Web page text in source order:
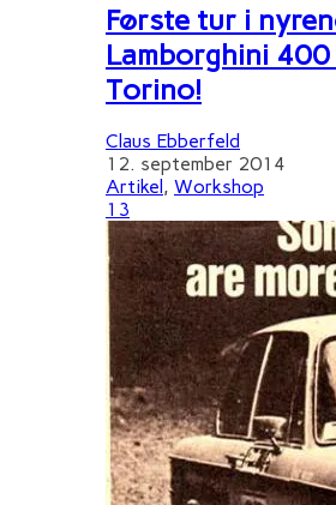
Første tur i
Lamborghini 400
Torino!
Claus Ebberfeld
12. september 2014
Artikel , Workshop
13